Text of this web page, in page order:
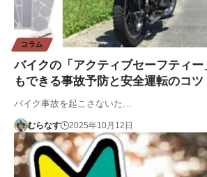
コラム
バイクの「アクティブセーフティ
もできる事故予防と安全運転のコツ
バイク事故を起こさないた…
むらなす 2025年10月12日